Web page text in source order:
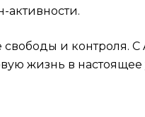
активности.
и контроля.
жизнь в настоящее